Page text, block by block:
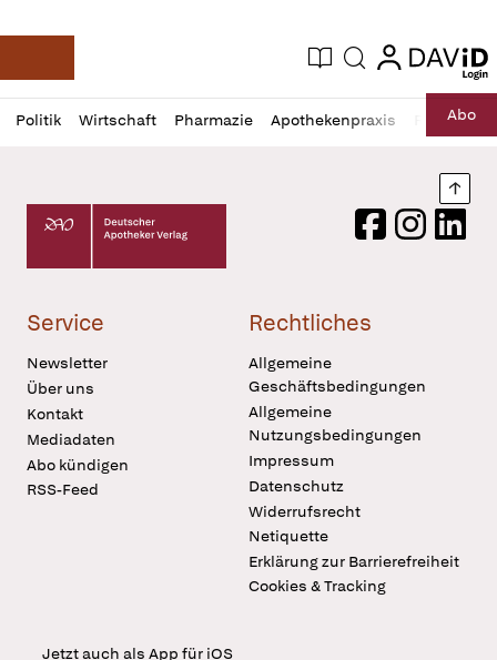
Deutsche Apotheker Zeitung
Aktuelle Ausgabe
Suche login
login
Politik Wirtschaft Pharmazie Apothekenpraxis RechtAbo
Profil
öffnen
Daz
Pur
Deutscher Apotheker Verlag Logo
FacebookInstagram
Service
Newsletter
Über uns
Kontakt
Mediadaten
Abo kündigen
RSS-Feed
Rechtliches
Allgemeine
Geschäftsbedingungen
Allgemeine
Nutzungsbedingungen
Impressum
Datenschutz
Widerrufsrecht
Netiquette
Erklärung zur Barrierefreiheit
Cookies & Tracking
Jetzt auch als App für iOS